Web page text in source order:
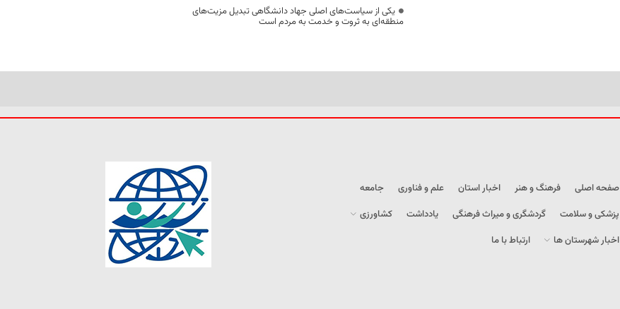
یکی از سیاست‌های اصلی جهاد دانشگاهی تبدیل مزیت‌های
منطقه‌ای به ثروت و خدمت به مردم است
صفحه اصلی فرهنگ و هنر اخبار استان علم و فناوری
جامعه
پزشکی و سلامت
گردشگری و میراث فرهنگی یادداشت
کشاورزی
اخبار شهرستان ها
ارتباط با ما